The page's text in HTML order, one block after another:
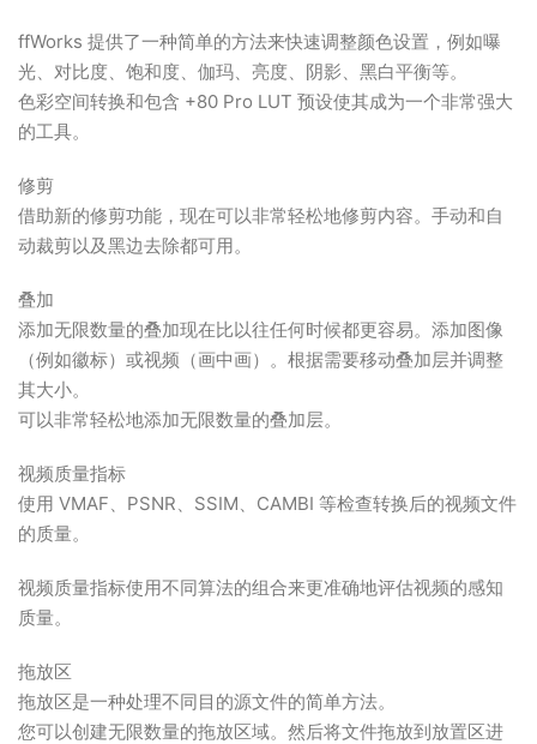
ffWorks 提供了一种简单的方法来快速调整颜色设置，例如曝
光、对比度、饱和度、伽玛、亮度、阴影、黑白平衡等。
色彩空间转换和包含 +80 Pro LUT 预设使其成为一个非常强大
的工具。
修剪
借助新的修剪功能，现在可以非常轻松地修剪内容。手动和自
动裁剪以及黑边去除都可用。
叠加
添加无限数量的叠加现在比以往任何时候都更容易。添加图像
（例如徽标）或视频（画中画）。根据需要移动叠加层并调整
其大小。
可以非常轻松地添加无限数量的叠加层。
视频质量指标
使用 VMAF、PSNR、SSIM、CAMBI 等检查转换后的视频文件
的质量。
视频质量指标使用不同算法的组合来更准确地评估视频的感知
质量。
拖放区
拖放区是一种处理不同目的源文件的简单方法。
您可以创建无限数量的拖放区域。然后将文件拖放到放置区进